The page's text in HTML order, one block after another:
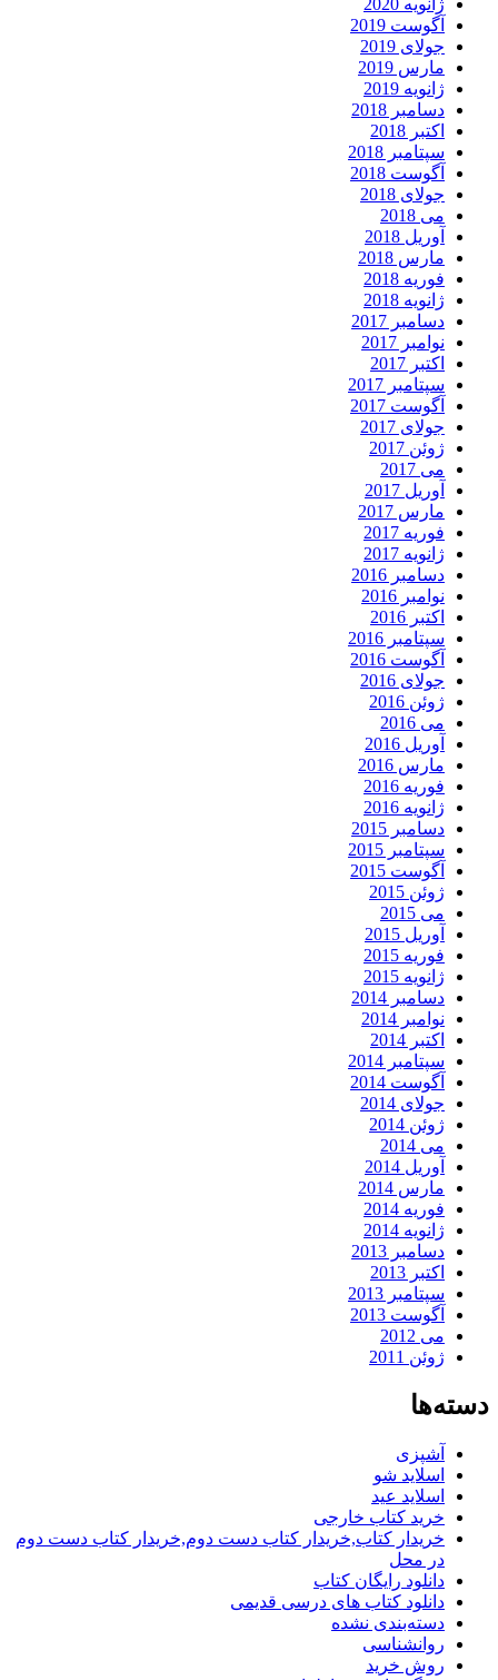
ژانویه 2020
آگوست 2019
جولای 2019
مارس 2019
ژانویه 2019
دسامبر 2018
اکتبر 2018
سپتامبر 2018
آگوست 2018
جولای 2018
می 2018
آوریل 2018
مارس 2018
فوریه 2018
ژانویه 2018
دسامبر 2017
نوامبر 2017
اکتبر 2017
سپتامبر 2017
آگوست 2017
جولای 2017
ژوئن 2017
می 2017
آوریل 2017
مارس 2017
فوریه 2017
ژانویه 2017
دسامبر 2016
نوامبر 2016
اکتبر 2016
سپتامبر 2016
آگوست 2016
جولای 2016
ژوئن 2016
می 2016
آوریل 2016
مارس 2016
فوریه 2016
ژانویه 2016
دسامبر 2015
سپتامبر 2015
آگوست 2015
ژوئن 2015
می 2015
آوریل 2015
فوریه 2015
ژانویه 2015
دسامبر 2014
نوامبر 2014
اکتبر 2014
سپتامبر 2014
آگوست 2014
جولای 2014
ژوئن 2014
می 2014
آوریل 2014
مارس 2014
فوریه 2014
ژانویه 2014
دسامبر 2013
اکتبر 2013
سپتامبر 2013
آگوست 2013
می 2012
ژوئن 2011
دسته‌ها
آشپزی
اسلاید شو
اسلاید عید
خرید کتاب خارجی
خریدار کتاب,خریدار کتاب دست دوم,خریدار کتاب دست دوم
در محل
دانلود رایگان کتاب
دانلود کتاب های درسی قدیمی
دسته‌بندی نشده
روانشناسی
روش خرید